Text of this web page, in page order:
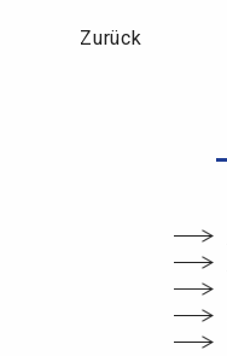
Zurück